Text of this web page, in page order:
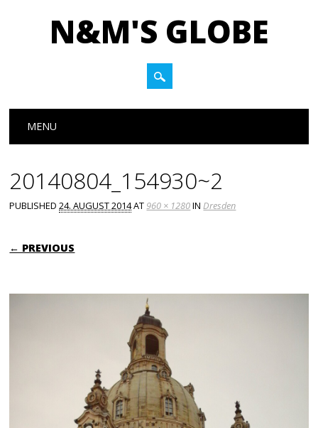
N&M'S GLOBE
Main menu
MENU
20140804_154930~2
PUBLISHED24. AUGUST 2014AT960 × 1280INDresden
← PREVIOUS